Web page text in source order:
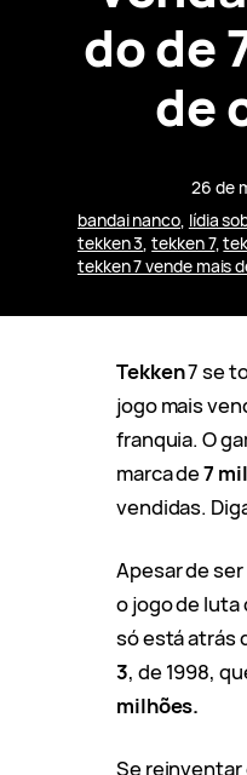
do de
de
26 de
bandai nanco, lídia
tekken 3, tekken 7,
tekken 7 vende mais
Tekken7 se
jogo mais
franquia. O
marca de7
vendidas.
Apesar de
o jogo de luta
só está atrás
3, de 1998,
milhões.
Se reinventar